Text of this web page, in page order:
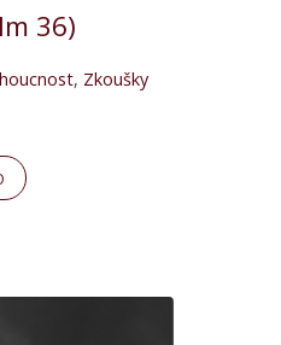
36)
, Zkoušky